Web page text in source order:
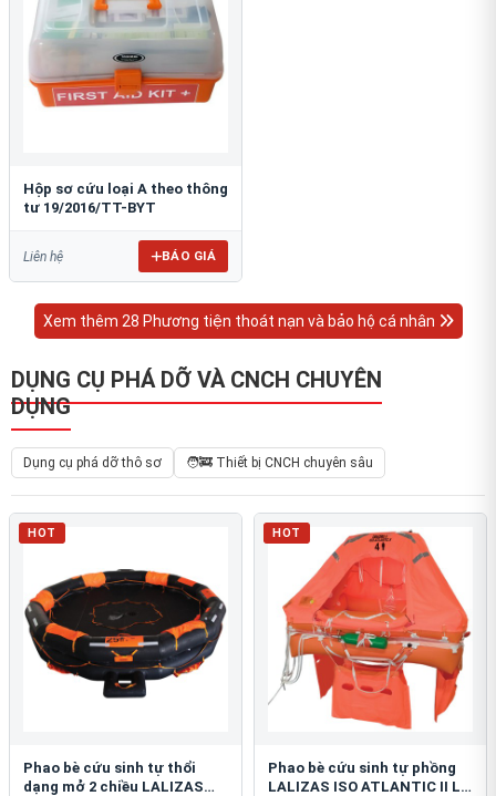
Hộp sơ cứu loại A theo thông
tư 19/2016/TT-BYT
Liên hệ BÁO GIÁ
Xem thêm 28 Phương tiện thoát nạn và bảo hộ cá nhân
DỤNG CỤ PHÁ DỠ VÀ CNCH CHUYÊN
DỤNG
Dụng cụ phá dỡ thô sơ 🧑‍🚒 Thiết bị CNCH chuyên sâu
HOT
Phao bè cứu sinh tự thổi
dạng mở 2 chiều LALIZAS
HOT
Phao bè cứu sinh tự phồng
LALIZAS ISO ATLANTIC II L